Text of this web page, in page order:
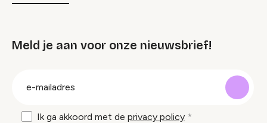
Meld je aan voor onze nieuwsbrief!
Ik ga akkoord met de privacy policy